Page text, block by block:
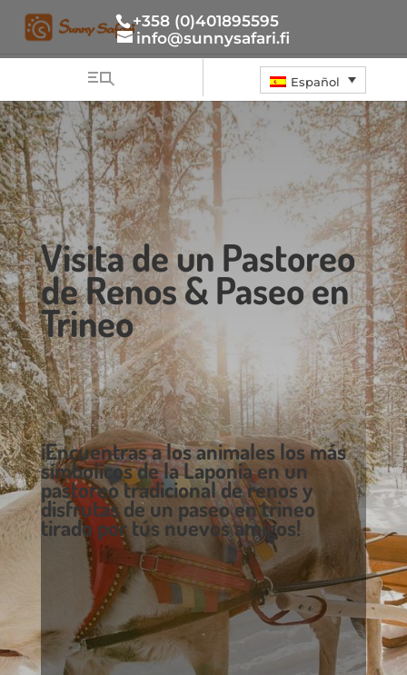
+358 (0)401895595
info@sunnysafari.fi
Español
Visita de un Pastoreo
de Renos & Paseo en
Trineo
¡Encuentras a los animales los más
símbolicos de la Laponia en un
pastoreo tradicional de renos y
disfrutas de un paseo en trineo
tirado por tús nuevos amigos!